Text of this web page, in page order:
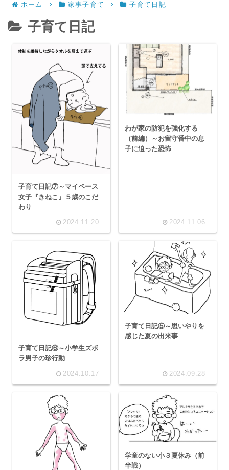
ホーム 家事子育て 子育て日記
子育て日記
子育て日記⑦～マイペース
女子『きねこ』５歳のこだ
わり
2024.11.20
わが家の防犯を強化する
（前編）～お留守番中の息
子に迫った恐怖
2024.11.06
子育て日記⑥～小学生ズボ
ラ男子の珍行動
2024.10.17
子育て日記⑤～思いやりを
感じた夏の出来事
2024.09.28
学童のない小３夏休み（前
半戦）